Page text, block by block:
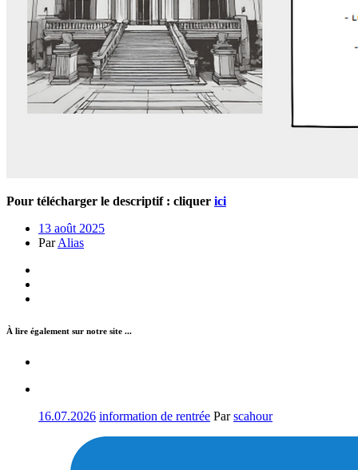
Pour télécharger le descriptif : cliquer ici
13 août 2025
ParAlias
À lire également sur notre site ...
16.07.2026 information de rentrée Parscahour